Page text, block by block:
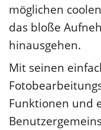
möglichen
das bloße
hinausgehen.
Mit seinen
Funktionen und